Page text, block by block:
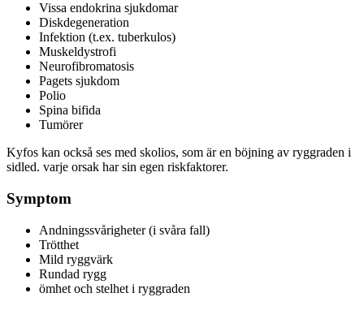
Vissa endokrina sjukdomar
Diskdegeneration
Infektion (t.ex. tuberkulos)
Muskeldystrofi
Neurofibromatosis
Pagets sjukdom
Polio
Spina bifida
Tumörer
Kyfos kan också ses med skolios, som är en böjning av ryggraden i
sidled. varje orsak har sin egen riskfaktorer.
Symptom
Andningssvårigheter (i svåra fall)
Trötthet
Mild ryggvärk
Rundad rygg
ömhet och stelhet i ryggraden